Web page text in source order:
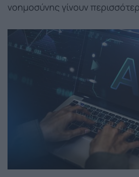
νοημοσύνης γίνουν